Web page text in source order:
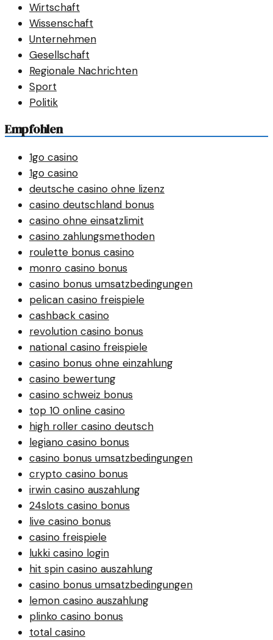
Wirtschaft
Wissenschaft
Unternehmen
Gesellschaft
Regionale Nachrichten
Sport
Politik
Empfohlen
1go casino
1go casino
deutsche casino ohne lizenz
casino deutschland bonus
casino ohne einsatzlimit
casino zahlungsmethoden
roulette bonus casino
monro casino bonus
casino bonus umsatzbedingungen
pelican casino freispiele
cashback casino
revolution casino bonus
national casino freispiele
casino bonus ohne einzahlung
casino bewertung
casino schweiz bonus
top 10 online casino
high roller casino deutsch
legiano casino bonus
casino bonus umsatzbedingungen
crypto casino bonus
irwin casino auszahlung
24slots casino bonus
live casino bonus
casino freispiele
lukki casino login
hit spin casino auszahlung
casino bonus umsatzbedingungen
lemon casino auszahlung
plinko casino bonus
total casino